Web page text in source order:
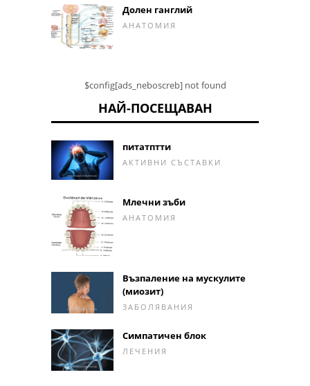
Долен ганглий
АНАТОМИЯ
$config[ads_neboscreb] not found
НАЙ-ПОСЕЩАВАН
питатптти
АКТИВНИ СЪСТАВКИ
Млечни зъби
АНАТОМИЯ
Възпаление на мускулите
(миозит)
ЗАБОЛЯВАНИЯ
Симпатичен блок
ЛЕЧЕНИЯ